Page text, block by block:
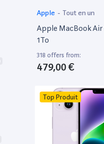
Apple - Tout en un
Apple MacBook Air
1To
318 offers from:
479,00 €
Top Produit